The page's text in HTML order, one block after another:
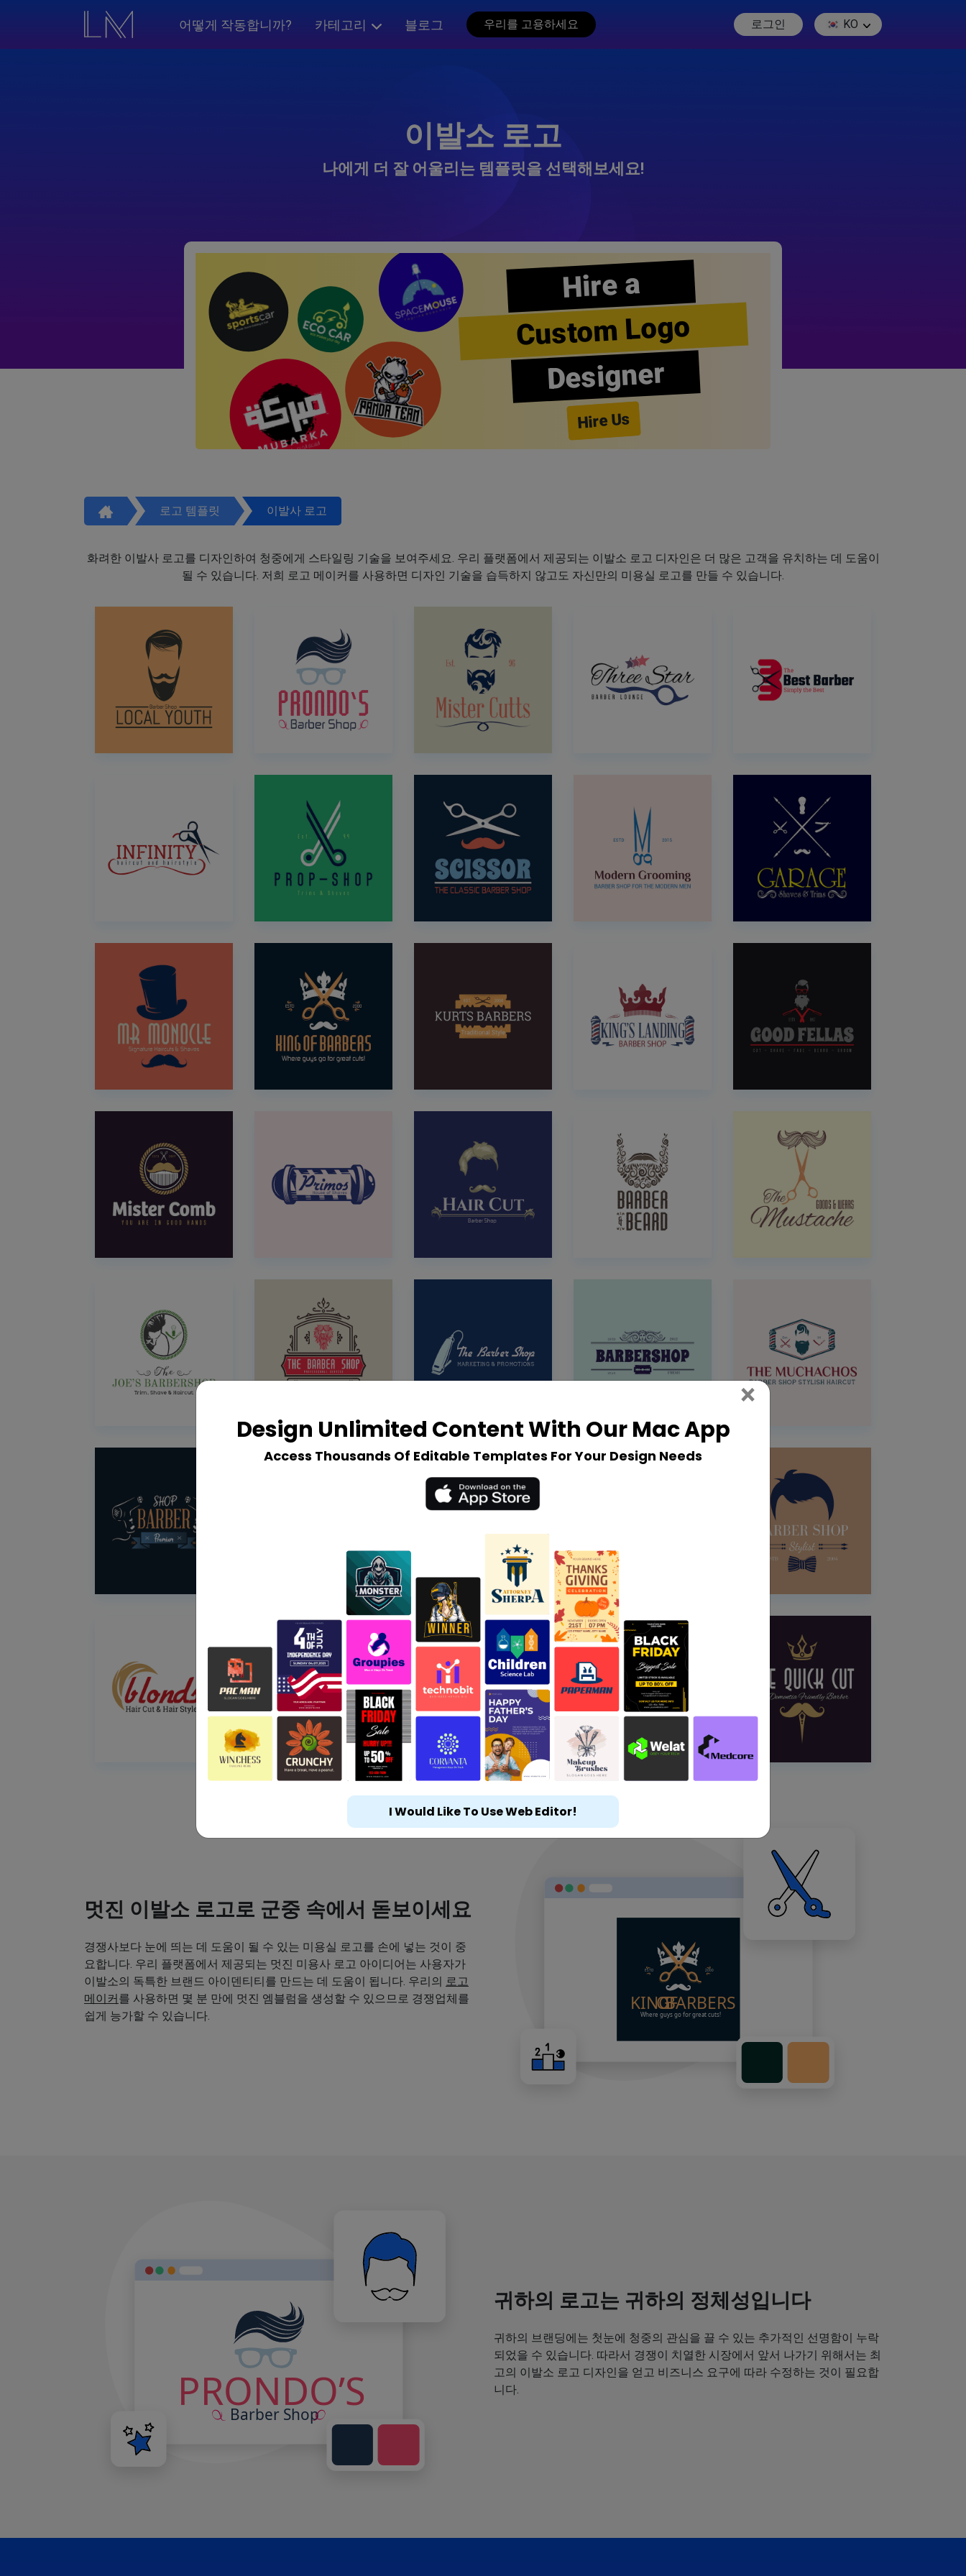
어떻게 작동합니까? 카테고리 블로그 우리를 고용하세요 로그인 KO
이발소 로고
나에게 더 잘 어울리는 템플릿을 선택해보세요!
Hire a
Custom Logo
Designer
Hire Us
로고 템플릿 이발사 로고
화려한 이발사 로고를 디자인하여 청중에게 스타일링 기술을 보여주세요. 우리 플랫폼에서 제공되는 이발소 로고 디자인은 더 많은 고객을 유치하는 데 도움이
될 수 있습니다. 저희 로고 메이커를 사용하면 디자인 기술을 습득하지 않고도 자신만의 미용실 로고를 만들 수 있습니다.
멋진 이발소 로고로 군중 속에서 돋보이세요
경쟁사보다 눈에 띄는 데 도움이 될 수 있는 미용실 로고를 손에 넣는 것이 중
요합니다. 우리 플랫폼에서 제공되는 멋진 미용사 로고 아이디어는 사용자가
이발소의 독특한 브랜드 아이덴티티를 만드는 데 도움이 됩니다. 우리의 로고
메이커 를 사용하면 몇 분 만에 멋진 엠블럼을 생성할 수 있으므로 경쟁업체를
쉽게 능가할 수 있습니다.
귀하의 로고는 귀하의 정체성입니다
귀하의 브랜딩에는 첫눈에 청중의 관심을 끌 수 있는 추가적인 선명함이 누락
되었을 수 있습니다. 따라서 경쟁이 치열한 시장에서 앞서 나가기 위해서는 최
고의 이발소 로고 디자인을 얻고 비즈니스 요구에 따라 수정하는 것이 필요합
니다.
Design Unlimited Content With Our Mac App
Access Thousands Of Editable Templates For Your Design Needs
× Close
I Would Like To Use Web Editor!